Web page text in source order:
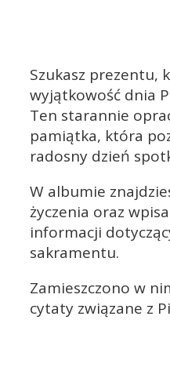
Szukasz prezentu,
wyjątkowość dnia
Ten starannie
pamiątka, która
radosny dzień
W albumie
życzenia oraz
informacji
sakramentu.
Zamieszczono w
cytaty związane z